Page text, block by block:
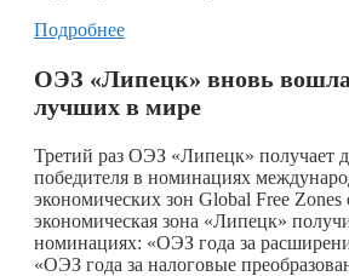
Подробнее
ОЭЗ «Липецк» вновь
лучших в мире
Третий раз ОЭЗ «Липецк» получает
победителя в номинациях
экономических зон Global Free Zones
экономическая зона «Липецк»
номинациях: «ОЭЗ года за
«ОЭЗ года за налоговые